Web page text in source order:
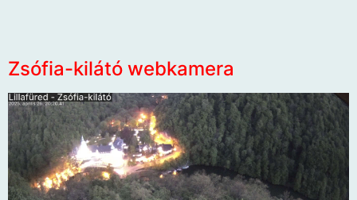
Zsófia-kilátó webkamera